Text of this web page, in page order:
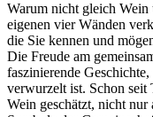
Warum nicht gleich
eigenen vier Wänden
die Sie kennen und
Die Freude am
faszinierende
verwurzelt ist. Schon seit
Wein geschätzt, nicht nur